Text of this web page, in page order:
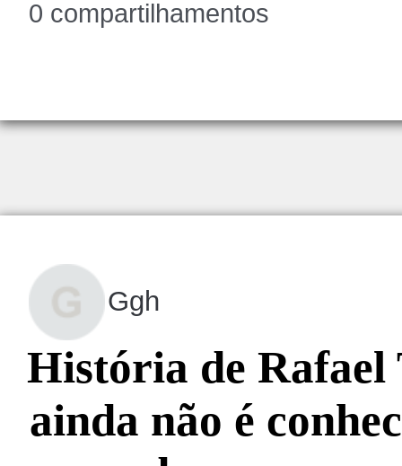
0 compartilhamentos
Ggh
História de Rafael
ainda não é